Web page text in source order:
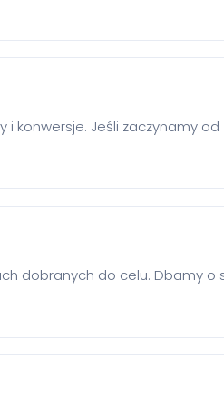
i konwersje. Jeśli zaczynamy
dobranych do celu. Dbamy o